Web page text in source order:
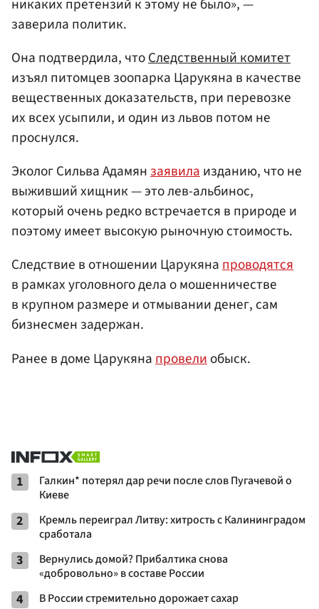
никаких претензий к этому не было», —
заверила политик.
Она подтвердила, чтоСледственный комитет
изъял питомцев зоопарка Царукяна в качестве
вещественных доказательств, при перевозке
их всех усыпили, и один из львов потом не
проснулся.
Эколог Сильва Адамянзаявилаизданию, что не
выживший хищник — это лев-альбинос,
который очень редко встречается в природе и
поэтому имеет высокую рыночную стоимость.
Следствие в отношении Царукянапроводятся
в рамках уголовного дела о мошенничестве
в крупном размере и отмывании денег, сам
бизнесмен задержан.
Ранее в доме Царукянапровелиобыск.
1
Галкин* потерял дар речи после слов Пугачевой о
Киеве
2
Кремль переиграл Литву: хитрость с Калининградом
сработала
3
Вернулись домой? Прибалтика снова
«добровольно» в составе России
4 В России стремительно дорожает сахар